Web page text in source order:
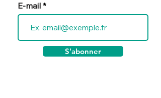
E-mail
S'abonner